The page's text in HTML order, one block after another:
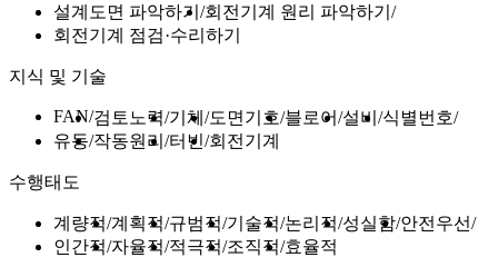
설계도면 파악하기
회전기계 원리 파악하기
회전기계 점검·수리하기
지식 및 기술
FAN 검토노력 기체 도면기호 블로어 설비
식별번호
유동 작동원리 터빈 회전기계
수행태도
계량적 계획적 규범적 기술적 논리적 성실함 안전우선
인간적 자율적 적극적 조직적 효율적